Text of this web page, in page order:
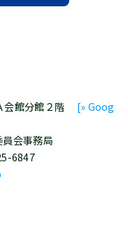
会館分館２階 [» Goog
会事務局
6847